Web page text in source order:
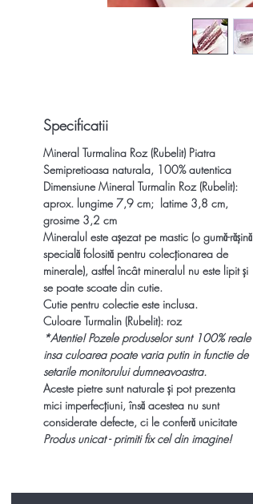
Specificatii
Mineral Turmalina Roz (Rubelit) Piatra
Semipretioasa naturala, 100% autentica
Dimensiune Mineral Turmalin Roz (Rubelit):
aprox. lungime 7,9 cm; latime 3,8 cm,
grosime 3,2 cm
Mineralul este așezat pe mastic (o gumă-rășină
specială folosită pentru colecționarea de
minerale), astfel încât mineralul nu este lipit și
se poate scoate din cutie.
Cutie pentru colectie este inclusa.
Culoare Turmalin (Rubelit): roz
*Atentie!Pozele produselor sunt 100% reale
insa culoarea poate varia putin in functie de
setarile monitorului dumneavoastra.
Aceste pietre sunt naturale și pot prezenta
mici imperfecțiuni, însă acestea nu sunt
considerate defecte, ci le conferă unicitate
Produs unicat - primiti fix cel din imagine!